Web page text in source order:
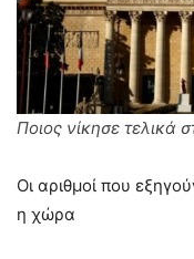
Ποιος νίκησε τελικά
Οι αριθμοί που
η χώρα